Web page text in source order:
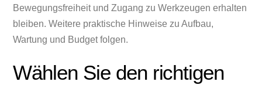
Bewegungsfreiheit und Zugang zu Werkzeugen erhalten
bleiben. Weitere praktische Hinweise zu Aufbau,
Wartung und Budget folgen.
Wählen Sie den richtigen